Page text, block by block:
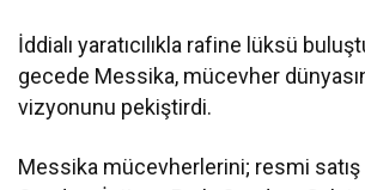
İddialı yaratıcılıkla rafine lüksü
gecede Messika, mücevher
vizyonunu pekiştirdi.
Messika mücevherlerini; resmi satış